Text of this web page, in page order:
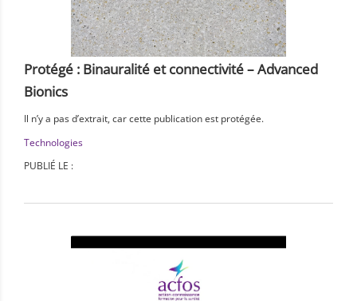
Protégé : Binauralité et connectivité – Advanced
Bionics
Il n’y a pas d’extrait, car cette publication est protégée.
Technologies
PUBLIÉ LE :